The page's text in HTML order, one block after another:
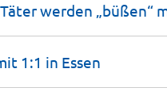
werden „büßen“
1:1 in Essen